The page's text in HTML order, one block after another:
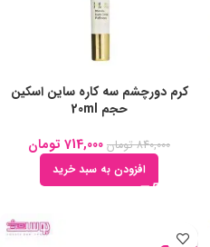
کرم دورچشم سه کاره ساین اسکین
حجم 20ml
840,000 تومان 714,000 تومان
افزودن به سبد خرید